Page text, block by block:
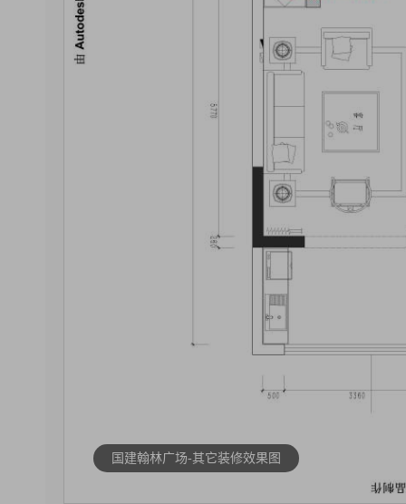
国建翰林广场-其它装修效果图